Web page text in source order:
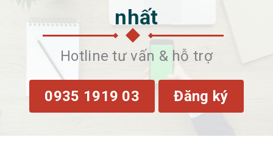
nhất
Hotline tư vấn & hỗ trợ
0935 1919 03 Đăng ký